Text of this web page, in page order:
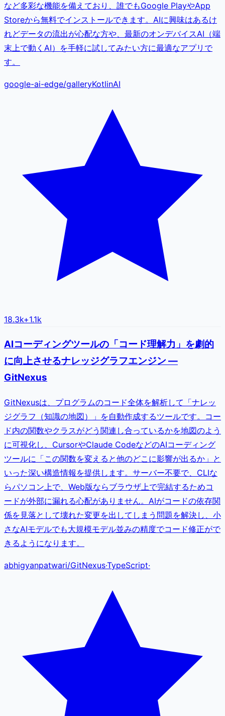
など多彩な機能を備えており、誰でもGoogle PlayやApp
Storeから無料でインストールできます。AIに興味はあるけ
れどデータの流出が心配な方や、最新のオンデバイスAI（端
末上で動くAI）を手軽に試してみたい方に最適なアプリで
す。
google-ai-edge/galleryKotlinAI
18.3k+1.1k
AIコーディングツールの「コード理解力」を劇的
に向上させるナレッジグラフエンジン —
GitNexus
GitNexusは、プログラムのコード全体を解析して「ナレッ
ジグラフ（知識の地図）」を自動作成するツールです。コー
ド内の関数やクラスがどう関連し合っているかを地図のよう
に可視化し、CursorやClaude CodeなどのAIコーディング
ツールに「この関数を変えると他のどこに影響が出るか」と
いった深い構造情報を提供します。サーバー不要で、CLIな
らパソコン上で、Web版ならブラウザ上で完結するためコ
ードが外部に漏れる心配がありません。AIがコードの依存関
係を見落として壊れた変更を出してしまう問題を解決し、小
さなAIモデルでも大規模モデル並みの精度でコード修正がで
きるようになります。
abhigyanpatwari/GitNexus·TypeScript·